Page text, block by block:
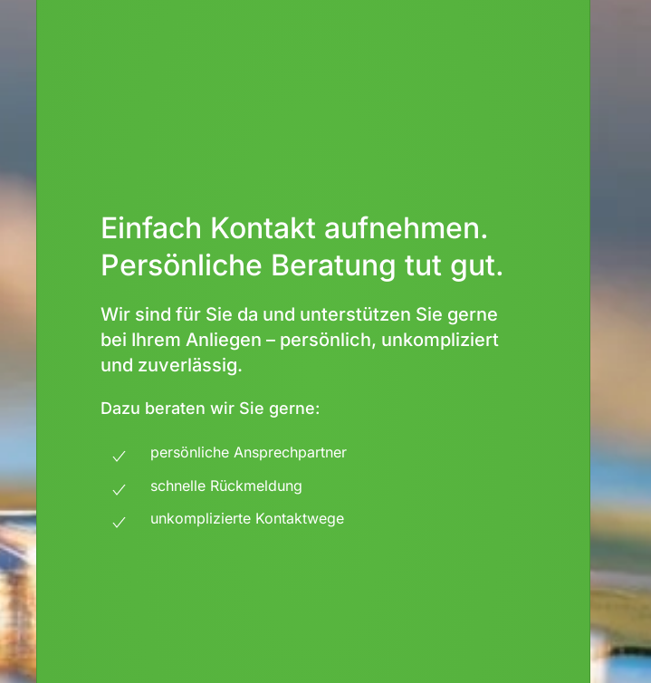
Einfach Kontakt aufnehmen.
Persönliche Beratung tut gut.
Wir sind für Sie da und unterstützen Sie gerne
bei Ihrem Anliegen – persönlich, unkompliziert
und zuverlässig.
Dazu beraten wir Sie gerne:
persönliche Ansprechpartner
schnelle Rückmeldung
unkomplizierte Kontaktwege